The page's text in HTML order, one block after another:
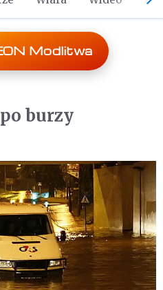
Modlitwa
burzy